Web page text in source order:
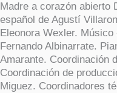
Madre a corazón abierto
español de Agustí
Eleonora Wexler.
Fernando Albinarrate.
Amarante. Coordinación
Coordinación de
Miguez. Coordinadores